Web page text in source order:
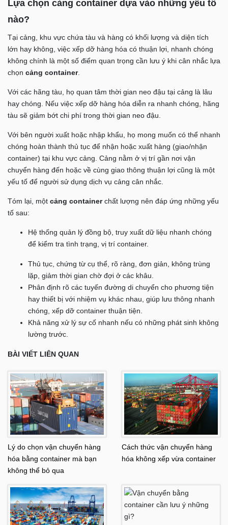
Lựa chọn cảng container dựa vào những yếu tố
nào?
Tại cảng, khu vực chứa tàu và hàng có khối lượng và diện tích
lớn hay không, việc xếp dỡ hàng hóa có thuận lợi, nhanh chóng
không chính là một số điểm quan trọng cần lưu ý khi cân nhắc lựa
chọn cảng container.
Với các hãng tàu, họ quan tâm thời gian neo đậu tại cảng là lâu
hay chóng. Nếu việc xếp dỡ hàng hóa diễn ra nhanh chóng, hãng
tàu sẽ giảm bớt chi phí trong thời gian neo đậu.
Với bên người xuất hoặc nhập khẩu, họ mong muốn có thể nhanh
chóng hoàn thành thủ tục để nhận hoặc xuất hàng (giao/nhận
container) tại khu vực cảng. Cảng nằm ở vị trí gần nơi vận
chuyển hàng đến hoặc về cùng giao thông thuận lợi cũng là một
yếu tố để người sử dụng dịch vụ cảng cân nhắc.
Tóm lại, một cảng containerchất lượng nên đáp ứng những yếu
tố sau:
Hệ thống quản lý đồng bộ, truy xuất dữ liệu nhanh chóng
để kiểm tra tình trạng, vị trí container.
Thủ tục, chứng từ cụ thể, rõ ràng, đơn giản, không trùng
lặp, giảm thời gian chờ đợi ở các khâu.
Phân định rõ các tuyến đường di chuyển cho phương tiện
hay thiết bị với nhiệm vụ khác nhau, giúp lưu thông nhanh
chóng, xếp dỡ container thuận tiện.
Khả năng xử lý sự cố nhanh nếu có những phát sinh không
lường trước.
BÀI VIẾT LIÊN QUAN
Lý do chọn vận chuyển hàng
hóa bằng container mà bạn
không thể bỏ qua
Cách thức vận chuyển hàng
hóa không xếp vừa container